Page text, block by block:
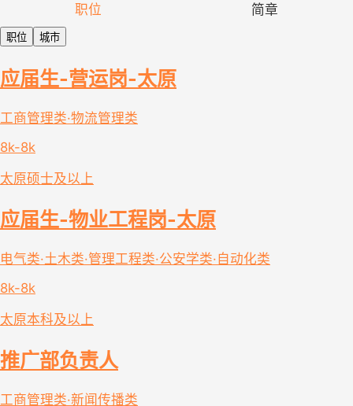
职位 简章
职位 城市
应届生-营运岗-太原
工商管理类·物流管理类
8k-8k
太原硕士及以上
应届生-物业工程岗-太原
电气类·土木类·管理工程类·公安学类·自动化类
8k-8k
太原本科及以上
推广部负责人
工商管理类·新闻传播类